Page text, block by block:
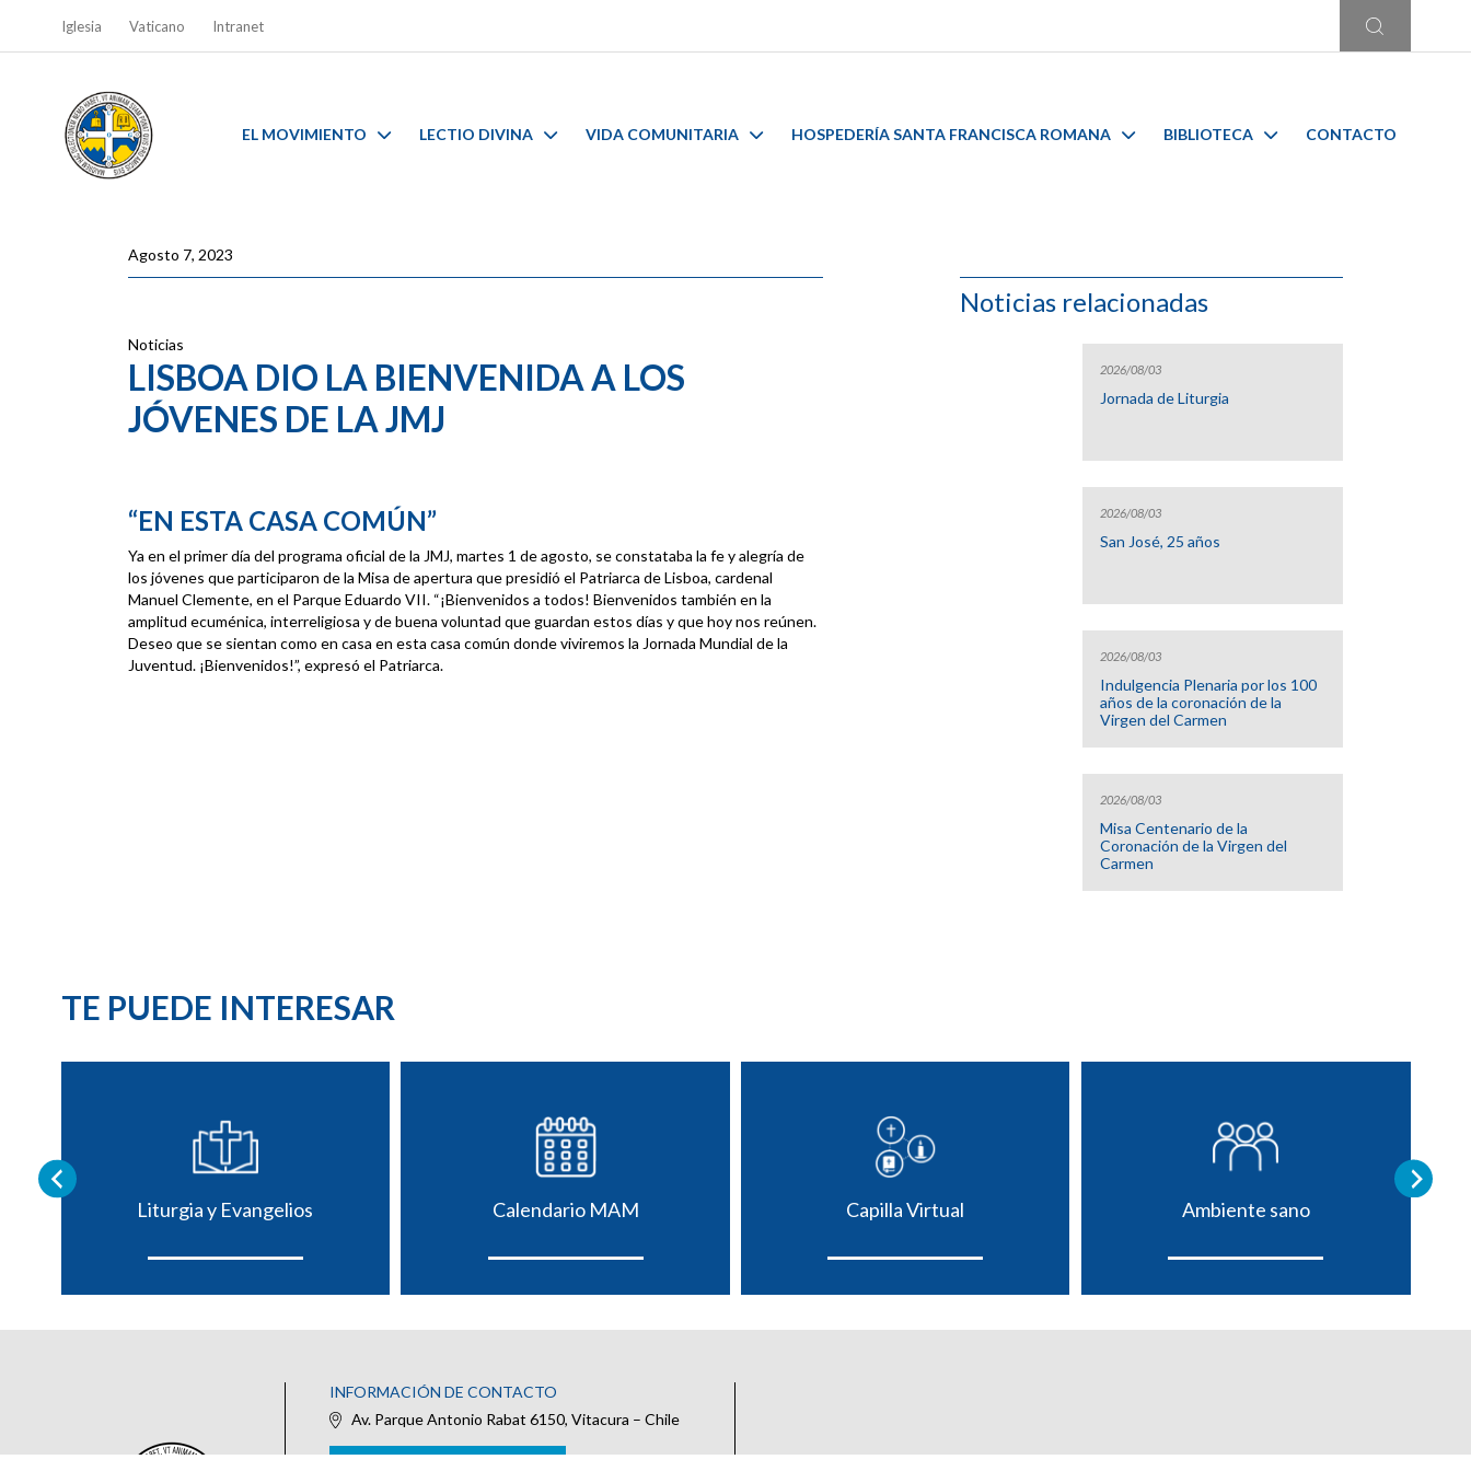
Iglesia Vaticano Intranet
EL MOVIMIENTO LECTIO DIVINA VIDA COMUNITARIA HOSPEDERÍA SANTA FRANCISCA ROMANA BIBLIOTECA CONTACTO
Agosto 7, 2023
Noticias
LISBOA DIO LA BIENVENIDA A LOS
JÓVENES DE LA JMJ
“EN ESTA CASA COMÚN”
Ya en el primer día del programa oficial de la JMJ, martes 1 de agosto, se constataba la fe y alegría de
los jóvenes que participaron de la Misa de apertura que presidió el Patriarca de Lisboa, cardenal
Manuel Clemente, en el Parque Eduardo VII. “¡Bienvenidos a todos! Bienvenidos también en la
amplitud ecuménica, interreligiosa y de buena voluntad que guardan estos días y que hoy nos reúnen.
Deseo que se sientan como en casa en esta casa común donde viviremos la Jornada Mundial de la
Juventud. ¡Bienvenidos!”, expresó el Patriarca.
Noticias relacionadas
2026/08/03
Jornada de Liturgia
2026/08/03
San José, 25 años
2026/08/03
Indulgencia Plenaria por los 100
años de la coronación de la
Virgen del Carmen
2026/08/03
Misa Centenario de la
Coronación de la Virgen del
Carmen
TE PUEDE INTERESAR
Liturgia y Evangelios Calendario MAM Capilla Virtual Ambiente sano
INFORMACIÓN DE CONTACTO
Av. Parque Antonio Rabat 6150, Vitacura – Chile